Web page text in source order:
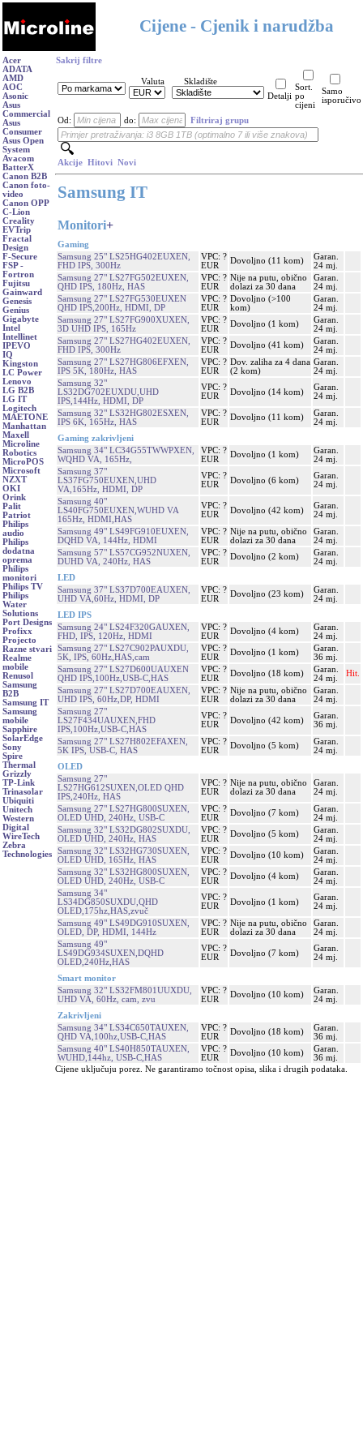
Cijene - Cjenik i narudžba
Acer
ADATA
AMD
AOC
Asonic
Asus
Commercial
Asus
Consumer
Asus Open
System
Avacom
BatterX
Canon B2B
Canon foto-
video
Canon OPP
C-Lion
Creality
EVTrip
Fractal
Design
F-Secure
FSP -
Fortron
Fujitsu
Gainward
Genesis
Genius
Gigabyte
Intel
Intellinet
IPEVO
IQ
Kingston
LC Power
Lenovo
LG B2B
LG IT
Logitech
MAETONE
Manhattan
Maxell
Microline
Robotics
MicroPOS
Microsoft
NZXT
OKI
Orink
Palit
Patriot
Philips
audio
Philips
dodatna
oprema
Philips
monitori
Philips TV
Philips
Water
Solutions
Port Designs
Profixx
Projecto
Razne stvari
Realme
mobile
Renusol
Samsung
B2B
Samsung IT
Samsung
mobile
Sapphire
SolarEdge
Sony
Spire
Thermal
Grizzly
TP-Link
Trinasolar
Ubiquiti
Unitech
Western
Digital
WireTech
Zebra
Technologies
Sakrij filtre
Valuta
Skladište
Detalji
Sort.
po
cijeni
Samo
isporučivo
Od: do: Filtriraj grupu
Akcije Hitovi Novi
Samsung IT
Monitori+
Gaming
Samsung 25" LS25HG402EUXEN,
FHD IPS, 300Hz
VPC: ?
EUR
Dovoljno (11 kom)
Garan.
24 mj.
Samsung 27" LS27FG502EUXEN,
QHD IPS, 180Hz, HAS
VPC: ?
EUR
Nije na putu, obično
dolazi za 30 dana
Garan.
24 mj.
Samsung 27" LS27FG530EUXEN
QHD IPS,200Hz, HDMI, DP
VPC: ?
EUR
Dovoljno (>100
kom)
Garan.
24 mj.
Samsung 27" LS27FG900XUXEN,
3D UHD IPS, 165Hz
VPC: ?
EUR
Dovoljno (1 kom)
Garan.
24 mj.
Samsung 27" LS27HG402EUXEN,
FHD IPS, 300Hz
VPC: ?
EUR
Dovoljno (41 kom)
Garan.
24 mj.
Samsung 27" LS27HG806EFXEN,
IPS 5K, 180Hz, HAS
VPC: ?
EUR
Dov. zaliha za 4 dana
(2 kom)
Garan.
24 mj.
Samsung 32"
LS32DG702EUXDU,UHD
IPS,144Hz, HDMI, DP
VPC: ?
EUR
Dovoljno (14 kom)
Garan.
24 mj.
Samsung 32" LS32HG802ESXEN,
IPS 6K, 165Hz, HAS
VPC: ?
EUR
Dovoljno (11 kom)
Garan.
24 mj.
Gaming zakrivljeni
Samsung 34" LC34G55TWWPXEN,
WQHD VA, 165Hz,
VPC: ?
EUR
Dovoljno (1 kom)
Garan.
24 mj.
Samsung 37"
LS37FG750EUXEN,UHD
VA,165Hz, HDMI, DP
VPC: ?
EUR
Dovoljno (6 kom)
Garan.
24 mj.
Samsung 40"
LS40FG750EUXEN,WUHD VA
165Hz, HDMI,HAS
VPC: ?
EUR
Dovoljno (42 kom)
Garan.
24 mj.
Samsung 49" LS49FG910EUXEN,
DQHD VA, 144Hz, HDMI
VPC: ?
EUR
Nije na putu, obično
dolazi za 30 dana
Garan.
24 mj.
Samsung 57" LS57CG952NUXEN,
DUHD VA, 240Hz, HAS
VPC: ?
EUR
Dovoljno (2 kom)
Garan.
24 mj.
LED
Samsung 37" LS37D700EAUXEN,
UHD VA,60Hz, HDMI, DP
VPC: ?
EUR
Dovoljno (23 kom)
Garan.
24 mj.
LED IPS
Samsung 24" LS24F320GAUXEN,
FHD, IPS, 120Hz, HDMI
VPC: ?
EUR
Dovoljno (4 kom)
Garan.
24 mj.
Samsung 27" LS27C902PAUXDU,
5K, IPS, 60Hz,HAS,cam
VPC: ?
EUR
Dovoljno (1 kom)
Garan.
36 mj.
Samsung 27" LS27D600UAUXEN
QHD IPS,100Hz,USB-C,HAS
VPC: ?
EUR
Dovoljno (18 kom)
Garan.
24 mj.
Hit.
Samsung 27" LS27D700EAUXEN,
UHD IPS, 60Hz,DP, HDMI
VPC: ?
EUR
Nije na putu, obično
dolazi za 30 dana
Garan.
24 mj.
Samsung 27"
LS27F434UAUXEN,FHD
IPS,100Hz,USB-C,HAS
VPC: ?
EUR
Dovoljno (42 kom)
Garan.
36 mj.
Samsung 27" LS27H802EFAXEN,
5K IPS, USB-C, HAS
VPC: ?
EUR
Dovoljno (5 kom)
Garan.
24 mj.
OLED
Samsung 27"
LS27HG612SUXEN,OLED QHD
IPS,240Hz, HAS
VPC: ?
EUR
Nije na putu, obično
dolazi za 30 dana
Garan.
24 mj.
Samsung 27" LS27HG800SUXEN,
OLED UHD, 240Hz, USB-C
VPC: ?
EUR
Dovoljno (7 kom)
Garan.
24 mj.
Samsung 32" LS32DG802SUXDU,
OLED UHD, 240Hz, HAS
VPC: ?
EUR
Dovoljno (5 kom)
Garan.
24 mj.
Samsung 32" LS32HG730SUXEN,
OLED UHD, 165Hz, HAS
VPC: ?
EUR
Dovoljno (10 kom)
Garan.
24 mj.
Samsung 32" LS32HG800SUXEN,
OLED UHD, 240Hz, USB-C
VPC: ?
EUR
Dovoljno (4 kom)
Garan.
24 mj.
Samsung 34"
LS34DG850SUXDU,QHD
OLED,175hz,HAS,zvuč
VPC: ?
EUR
Dovoljno (1 kom)
Garan.
24 mj.
Samsung 49" LS49DG910SUXEN,
OLED, DP, HDMI, 144Hz
VPC: ?
EUR
Nije na putu, obično
dolazi za 30 dana
Garan.
24 mj.
Samsung 49"
LS49DG934SUXEN,DQHD
OLED,240Hz,HAS
VPC: ?
EUR
Dovoljno (7 kom)
Garan.
24 mj.
Smart monitor
Samsung 32" LS32FM801UUXDU,
UHD VA, 60Hz, cam, zvu
VPC: ?
EUR
Dovoljno (10 kom)
Garan.
24 mj.
Zakrivljeni
Samsung 34" LS34C650TAUXEN,
QHD VA,100hz,USB-C,HAS
VPC: ?
EUR
Dovoljno (18 kom)
Garan.
36 mj.
Samsung 40" LS40H850TAUXEN,
WUHD,144hz, USB-C,HAS
VPC: ?
EUR
Dovoljno (10 kom)
Garan.
36 mj.
Cijene uključuju porez. Ne garantiramo točnost opisa, slika i drugih podataka.